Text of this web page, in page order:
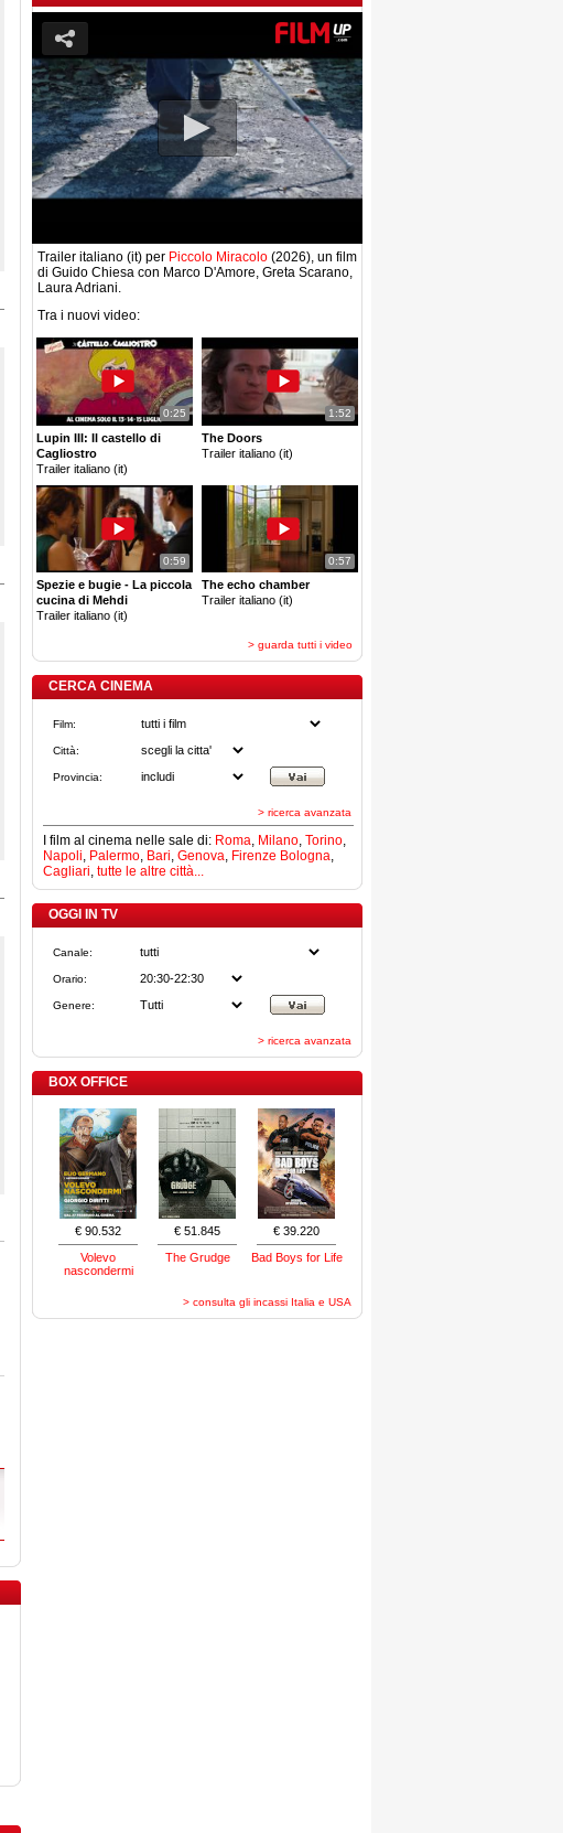
Trailer italiano (it) per Piccolo Miracolo (2026), un film
di Guido Chiesa con Marco D'Amore, Greta Scarano,
Laura Adriani.
Tra i nuovi video:
0:25
Lupin III: Il castello di
Cagliostro
Trailer italiano (it)
1:52
The Doors
Trailer italiano (it)
0:59
Spezie e bugie - La piccola
cucina di Mehdi
Trailer italiano (it)
0:57
The echo chamber
Trailer italiano (it)
> guarda tutti i video
CERCA CINEMA
Film:
Città:
Provincia:
> ricerca avanzata
I film al cinema nelle sale di: Roma, Milano, Torino,
Napoli, Palermo, Bari, Genova, Firenze Bologna,
Cagliari, tutte le altre città...
OGGI IN TV
Canale:
Orario:
Genere:
> ricerca avanzata
BOX OFFICE
€ 90.532
Volevo
nascondermi
€ 51.845
The Grudge
€ 39.220
Bad Boys for Life
> consulta gli incassi Italia e USA